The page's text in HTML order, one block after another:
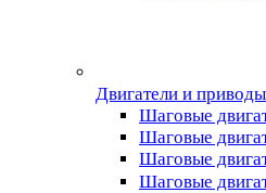
Двигатели и приводы
Шаговые
Шаговые
Шаговые
Шаговые